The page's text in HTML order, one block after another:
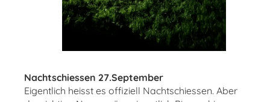
Nachtschiessen 27.September
Eigentlich heisst es offiziell Nachtschiessen. Aber